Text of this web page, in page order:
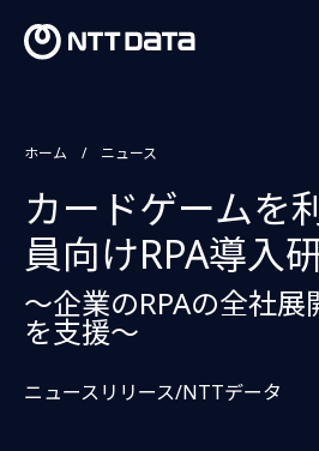
ホーム ニュース
カードゲームを
員向けRPA導入
～企業のRPAの全社展
を支援～
ニュースリリース/NTTデータ